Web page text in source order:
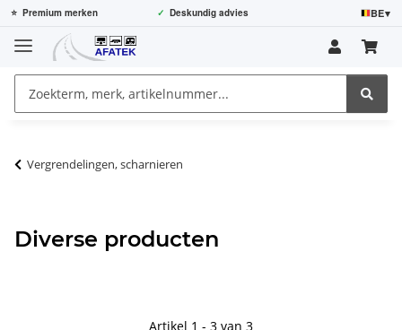
⭐ Premium merken ✓ Deskundig advies BE▾
Vergrendelingen, scharnieren
Diverse producten
Artikel 1 - 3 van 3